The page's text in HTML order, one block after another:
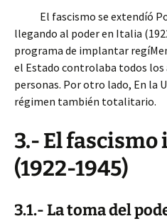
El fascismo se extendíó
llegando al poder en Italia
programa de implantar
el Estado controlaba todos los
personas. Por otro lado, En la
régimen también totalitario.
3.- El
(1922-1945)
3.1.- La toma del